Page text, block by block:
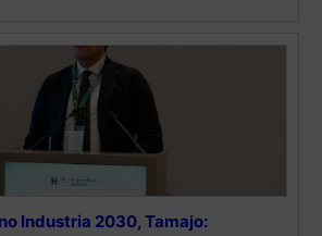
Industria 2030, Tamajo: